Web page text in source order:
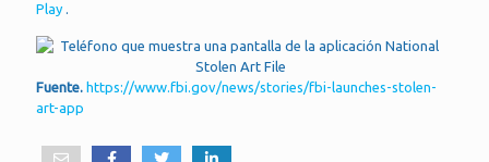
Play .
Fuente. https://www.fbi.gov/news/stories/fbi-launches-stolen-
art-app